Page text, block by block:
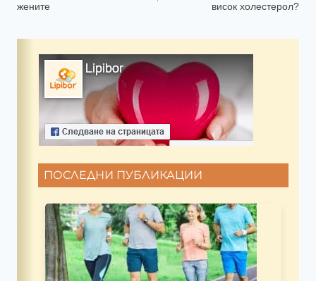
жените
висок холестерол?
ПОСЛЕДНИ ПУБЛИКАЦИИ